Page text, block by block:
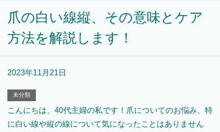
爪の白い線縦、その意味とケア
方法を解説します！
2023年11月21日
未分類
こんにちは、40代主婦の私です！爪についてのお悩み、特
に白い線や縦の線について気になったことはありません